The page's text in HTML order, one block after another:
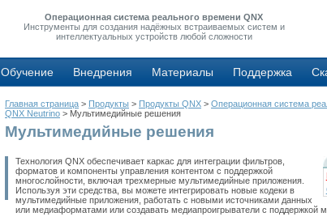
Операционная система реального времени QNX
Инструменты для создания надёжных встраиваемых систем и
интеллектуальных устройств любой сложности
Обучение Внедрения Материалы Поддержка
Главная страница > Продукты > Продукты QNX > Операционная система
QNX Neutrino > Мультимедийные решения
Мультимедийные решения
Технология QNX обеспечивает каркас для интеграции фильтров,
форматов и компоненты управления контентом с поддержкой
многослойности, включая трехмерные мультимедийные приложения.
Используя эти средства, вы можете интегрировать новые кодеки в
мультимедийные приложения, работать с новыми источниками данных
или медиаформатами или создавать медиапроигрыватели с поддержкой